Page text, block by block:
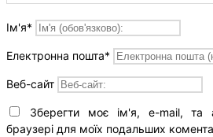
Ім'я*
Електронна пошта*
Веб-сайт
Зберегти моє ім'я, e-mail, та
браузері для моїх подальших